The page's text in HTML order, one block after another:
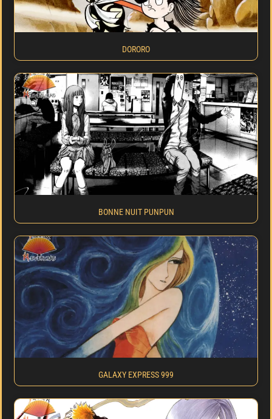
DORORO
BONNE NUIT PUNPUN
GALAXY EXPRESS 999